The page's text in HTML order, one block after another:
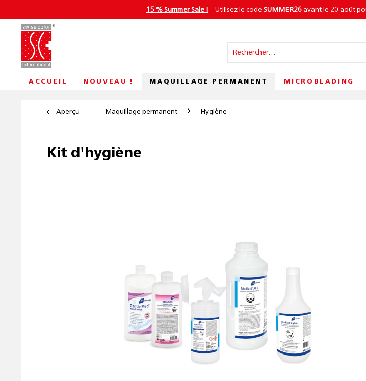
15 % Summer Sale ! – Utilisez le code SUMMER26avant le 20 août
ACCUEIL NOUVEAU ! MAQUILLAGE PERMANENT MICROBLADING
Aperçu Maquillage permanent Hygiène
Kit d'hygiène